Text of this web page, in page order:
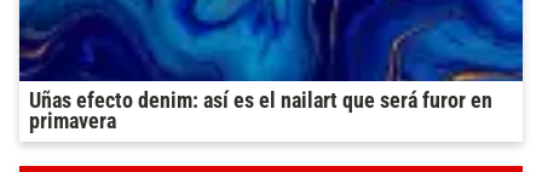
Uñas efecto denim: así es el nailart que será furor en
primavera